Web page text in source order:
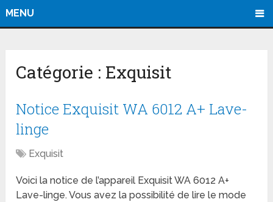
MENU
Catégorie : Exquisit
Notice Exquisit WA 6012 A+ Lave-
linge
Exquisit
Voici la notice de l’appareil Exquisit WA 6012 A+
Lave-linge. Vous avez la possibilité de lire le mode